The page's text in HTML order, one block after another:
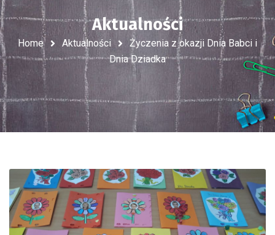
Aktualności
Home Aktualności
Życzenia z okazji Dnia Babci i
Dnia Dziadka